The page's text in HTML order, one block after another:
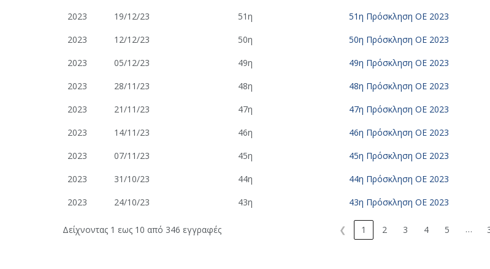
2023
19/12/23 51η
51η Πρόσκληση ΟΕ 2023
2023
12/12/23 50η
50η Πρόσκληση ΟΕ 2023
2023
05/12/23 49η
49η Πρόσκληση ΟΕ 2023
2023
28/11/23 48η
48η Πρόσκληση ΟΕ 2023
2023
21/11/23 47η
47η Πρόσκληση ΟΕ 2023
2023
14/11/23 46η
46η Πρόσκληση ΟΕ 2023
2023
07/11/23 45η
45η Πρόσκληση ΟΕ 2023
2023
31/10/23 44η
44η Πρόσκληση ΟΕ 2023
2023
24/10/23 43η 43η Πρόσκληση ΟΕ 2023
Δείχνοντας 1 εως 10 από 346 εγγραφές ❮ 1 2 3 4 5 …